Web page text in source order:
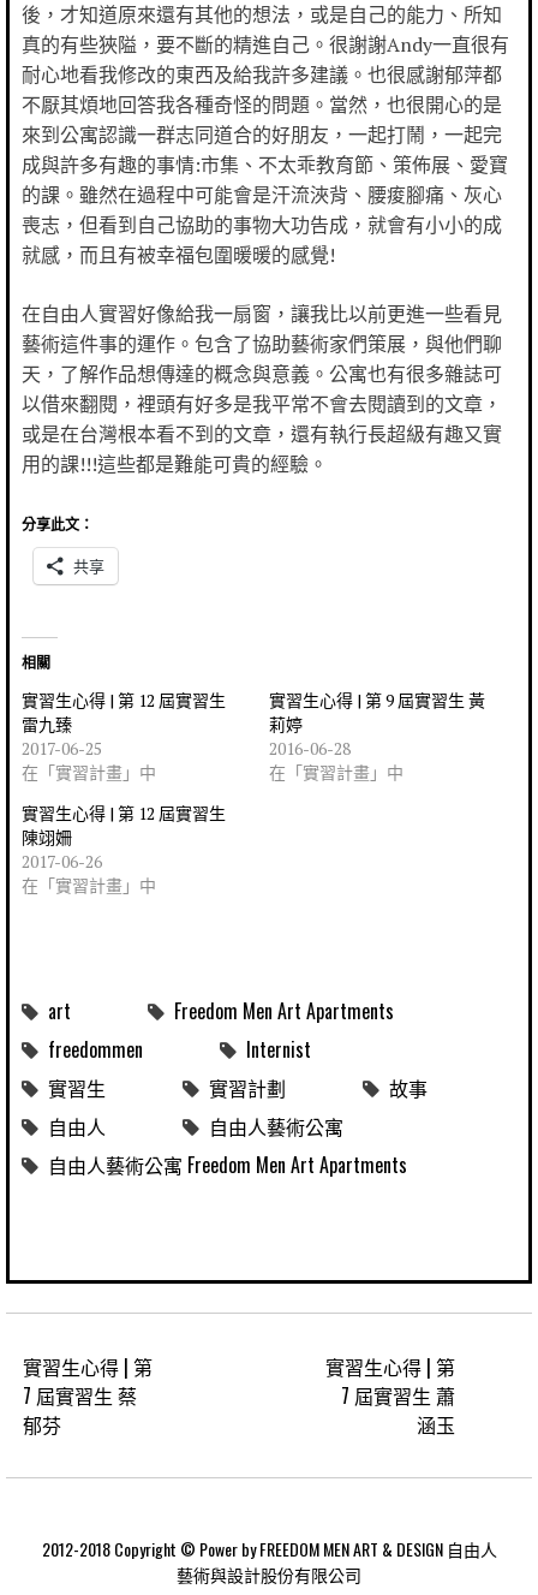
後，才知道原來還有其他的想法，或是自己的能力、所知
真的有些狹隘，要不斷的精進自己。很謝謝Andy一直很有
耐心地看我修改的東西及給我許多建議。也很感謝郁萍都
不厭其煩地回答我各種奇怪的問題。當然，也很開心的是
來到公寓認識一群志同道合的好朋友，一起打鬧，一起完
成與許多有趣的事情:市集、不太乖教育節、策佈展、愛寶
的課。雖然在過程中可能會是汗流浹背、腰痠腳痛、灰心
喪志，但看到自己協助的事物大功告成，就會有小小的成
就感，而且有被幸福包圍暖暖的感覺!
在自由人實習好像給我一扇窗，讓我比以前更進一些看見
藝術這件事的運作。包含了協助藝術家們策展，與他們聊
天，了解作品想傳達的概念與意義。公寓也有很多雜誌可
以借來翻閱，裡頭有好多是我平常不會去閱讀到的文章，
或是在台灣根本看不到的文章，還有執行長超級有趣又實
用的課!!!這些都是難能可貴的經驗。
分享此文：
共享
相關
實習生心得 | 第 12 屆實習生
雷九臻
2017-06-25
在「實習計畫」中
實習生心得 | 第 9 屆實習生 黃
莉婷
2016-06-28
在「實習計畫」中
實習生心得 | 第 12 屆實習生
陳翊姍
2017-06-26
在「實習計畫」中
art
Freedom Men Art Apartments
freedommen
Internist
實習生
實習計劃
故事
自由人
自由人藝術公寓
自由人藝術公寓 Freedom Men Art Apartments
實習生心得 | 第
7 屆實習生 蔡
郁芬
實習生心得 | 第
7 屆實習生 蕭
涵玉
2012-2018 Copyright © Power by FREEDOM MEN ART & DESIGN 自由人
藝術與設計股份有限公司